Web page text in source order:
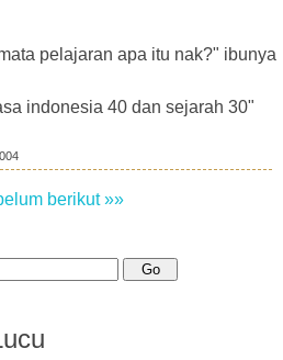
pelajaran apa itu nak?" ibunya
indonesia 40 dan sejarah 30"
berikut »»